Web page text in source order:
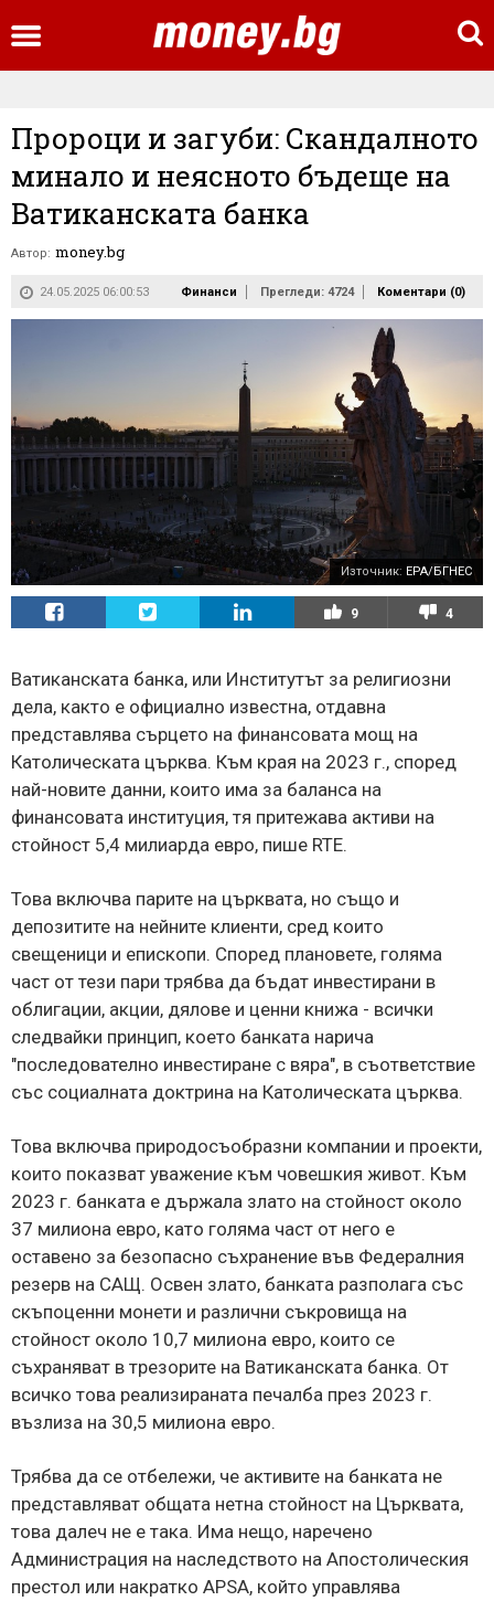
Пророци и загуби: Скандалното
минало и неясното бъдеще на
Ватиканската банка
Автор: money.bg
24.05.2025 06:00:53 Финанси Прегледи: 4724 Коментари (0)
Източник: EPA/БГНЕС
9 4
Ватиканската банка, или Институтът за религиозни
дела, както е официално известна, отдавна
представлява сърцето на финансовата мощ на
Католическата църква. Към края на 2023 г., според
най-новите данни, които има за баланса на
финансовата институция, тя притежава активи на
стойност 5,4 милиарда евро, пише RTE.
Това включва парите на църквата, но също и
депозитите на нейните клиенти, сред които
свещеници и епископи. Според плановете, голяма
част от тези пари трябва да бъдат инвестирани в
облигации, акции, дялове и ценни книжа - всички
следвайки принцип, което банката нарича
"последователно инвестиране с вяра", в съответствие
със социалната доктрина на Католическата църква.
Това включва природосъобразни компании и проекти,
които показват уважение към човешкия живот. Към
2023 г. банката е държала злато на стойност около
37 милиона евро, като голяма част от него е
оставено за безопасно съхранение във Федералния
резерв на САЩ. Освен злато, банката разполага със
скъпоценни монети и различни съкровища на
стойност около 10,7 милиона евро, които се
съхраняват в трезорите на Ватиканската банка. От
всичко това реализираната печалба през 2023 г.
възлиза на 30,5 милиона евро.
Трябва да се отбележи, че активите на банката не
представляват общата нетна стойност на Църквата,
това далеч не е така. Има нещо, наречено
Администрация на наследството на Апостолическия
престол или накратко APSA, който управлява